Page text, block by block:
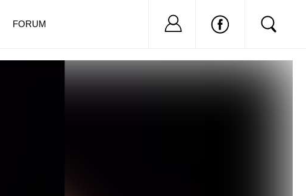
FORUM Nu ai cont?